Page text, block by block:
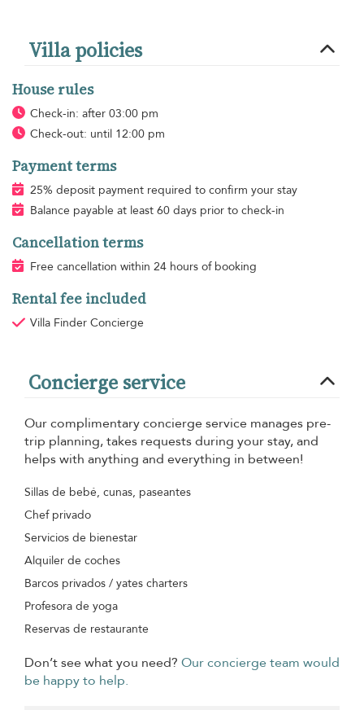
Villa policies
House rules
Check-in: after 03:00 pm
Check-out: until 12:00 pm
Payment terms
25% deposit payment required to confirm your stay
Balance payable at least 60 days prior to check-in
Cancellation terms
Free cancellation within 24 hours of booking
Rental fee included
Villa Finder Concierge
Concierge service
Our complimentary concierge service manages pre-
trip planning, takes requests during your stay, and
helps with anything and everything in between!
Sillas de bebé, cunas, paseantes
Chef privado
Servicios de bienestar
Alquiler de coches
Barcos privados / yates charters
Profesora de yoga
Reservas de restaurante
Don’t see what you need? Our concierge team would
be happy to help.